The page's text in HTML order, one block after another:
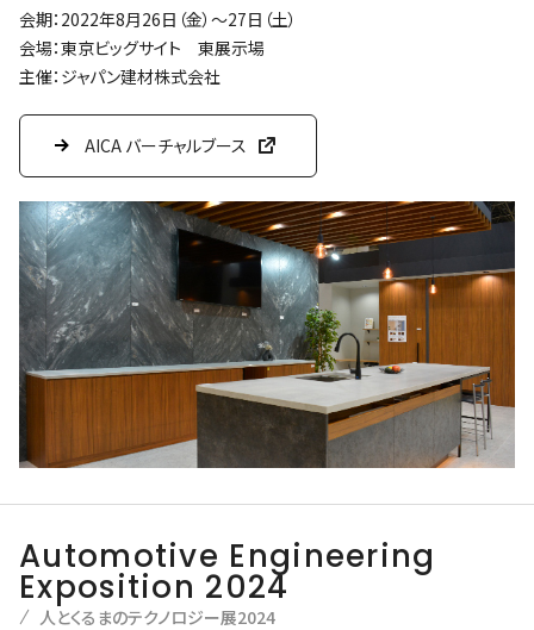
会期：2022年8月26日（金）～27日（土）
会場：東京ビッグサイト 東展示場
主催：ジャパン建材株式会社
AICA バーチャルブース
Automotive Engineering
Exposition 2024
人とくるまのテクノロジー展2024